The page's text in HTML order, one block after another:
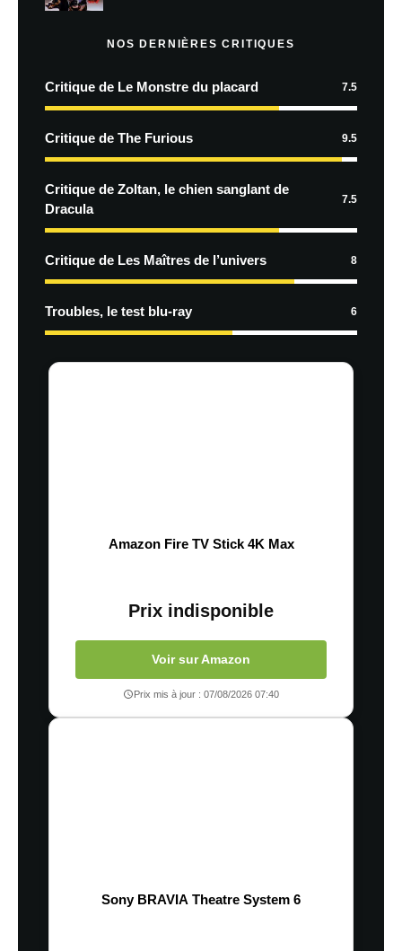
NOS DERNIÈRES CRITIQUES
Critique de Le Monstre du placard 7.5
Critique de The Furious 9.5
Critique de Zoltan, le chien sanglant de
Dracula
7.5
Critique de Les Maîtres de l’univers 8
Troubles, le test blu-ray 6
Amazon Fire TV Stick 4K Max
Prix indisponible
Voir sur Amazon
Prix mis à jour : 07/08/2026 07:40
Sony BRAVIA Theatre System 6